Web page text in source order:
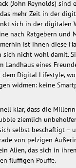
(John Reynolds)
mehr Zeit in der
sich in der digitalen
nach Ratgebern und
ist ihnen diese
sich nicht wohl damit.
eines
Digital Lifestyle,
widmen: keine
klar, dass die
ziemlich
selbst beschäftigt –
von pelzigen
Alien, das sich in
fluffigen Pouffe.